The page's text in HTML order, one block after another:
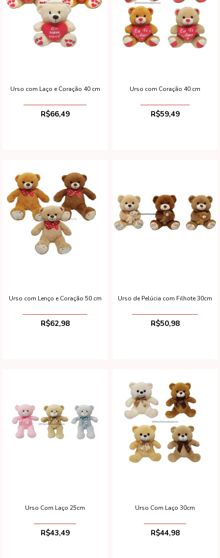
Urso com Laço e Coração 40 cm
R$66,49
Urso com Coração 40 cm
R$59,49
Urso com Lenço e Coração 50 cm
R$62,98
Urso de Pelúcia com Filhote 30cm
R$50,98
Urso Com Laço 25cm
R$43,49
Urso Com Laço 30cm
R$44,98